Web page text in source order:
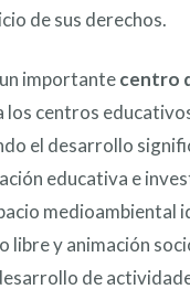
de sus derechos.
importantecentro
los centros
el desarrollo
educativa e
medioambiental
libre y animación
de